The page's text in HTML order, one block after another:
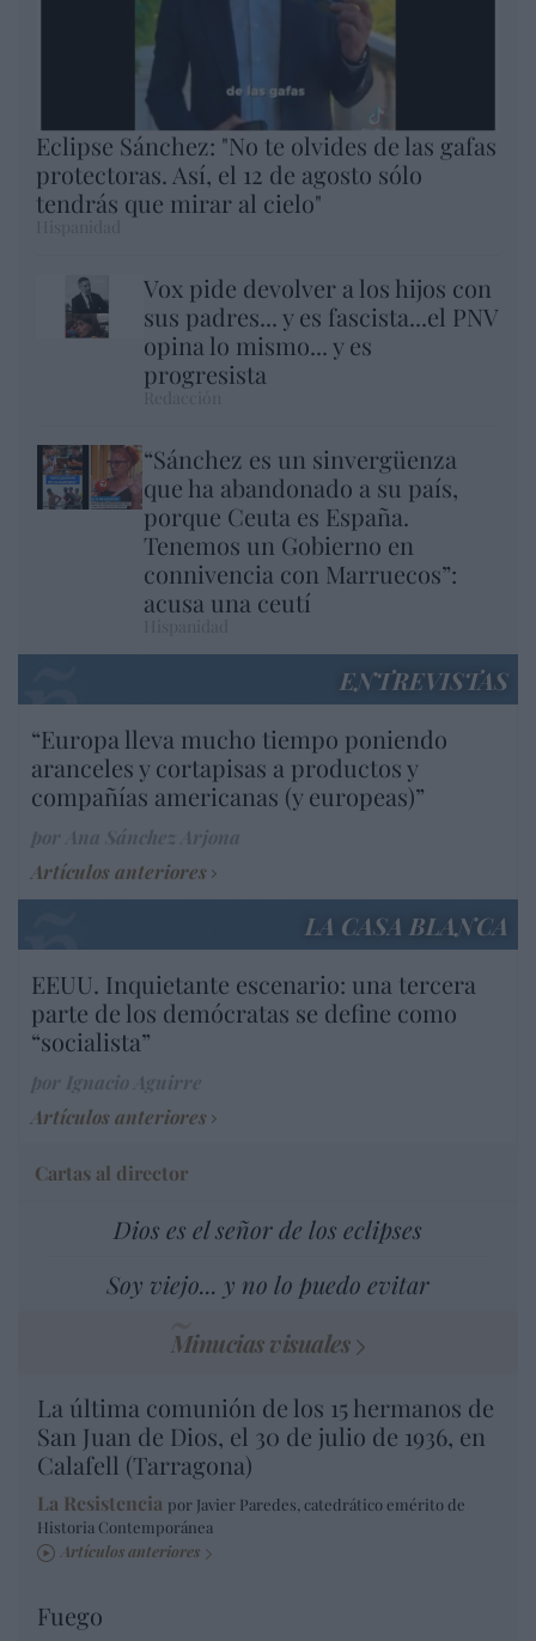
Eclipse Sánchez: "No te olvides de las gafas
protectoras. Así, el 12 de agosto sólo
tendrás que mirar al cielo"
Vox pide devolver a los hijos con
sus padres... y es fascista...el PNV
opina lo mismo... y es
progresista
“Sánchez es un sinvergüenza
que ha abandonado a su país,
porque Ceuta es España.
Tenemos un Gobierno en
connivencia con Marruecos”:
acusa una ceutí
ENTREVISTAS
“Europa lleva mucho tiempo poniendo
aranceles y cortapisas a productos y
compañías americanas (y europeas)”
Artículos anteriores
LA CASA BLANCA
EEUU. Inquietante escenario: una tercera
parte de los demócratas se define como
“socialista”
Artículos anteriores
Cartas al director
Dios es el señor de los eclipses
Soy viejo... y no lo puedo evitar
Minucias visuales
La última comunión de los 15 hermanos de
San Juan de Dios, el 30 de julio de 1936, en
Calafell (Tarragona)
La Resistencia por Javier Paredes, catedrático emérito de
Historia Contemporánea
Artículos anteriores
Fuego